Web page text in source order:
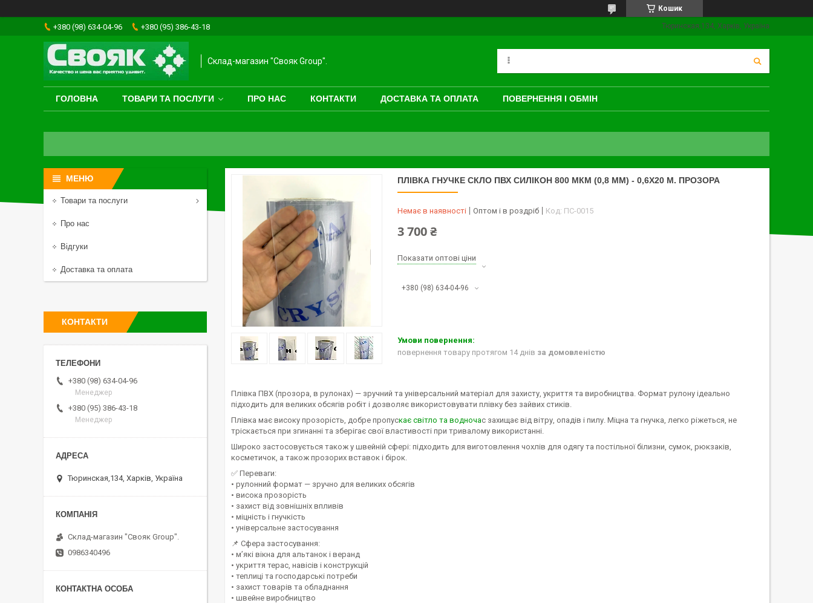
Кошик
+380 (98) 634-04-96 +380 (95) 386-43-18 Тюринская,134, Харків, Україна
Склад-магазин "Свояк Group".
ГОЛОВНА ТОВАРИ ТА ПОСЛУГИ ПРО НАС КОНТАКТИ ДОСТАВКА ТА ОПЛАТА ПОВЕРНЕННЯ І ОБМІН
ПЛІВКА ГНУЧКЕ СКЛО ПВХ СИЛІКОН 800 МКМ (0,8 ММ) - 0,6Х20 М. ПРОЗОРА
Немає в наявності Оптом і в роздріб Код: ПС-0015
3 700 ₴
Показати оптові ціни
+380 (98) 634-04-96
повернення товару протягом 14 днів за домовленістю
Плівка ПВХ (прозора, в рулонах) — зручний та універсальний матеріал для захисту, укриття та виробництва. Формат рулону ідеально
підходить для великих обсягів робіт і дозволяє використовувати плівку без зайвих стиків.
Плівка має високу прозорість, добре пропускає світло та водночас захищає від вітру, опадів і пилу. Міцна та гнучка, легко ріжеться, не
тріскається при згинанні та зберігає свої властивості при тривалому використанні.
Широко застосовується також у швейній сфері: підходить для виготовлення чохлів для одягу та постільної білизни, сумок, рюкзаків,
косметичок, а також прозорих вставок і бірок.
✅ Переваги:
• рулонний формат — зручно для великих обсягів
• висока прозорість
• захист від зовнішніх впливів
• міцність і гнучкість
• універсальне застосування
📌 Сфера застосування:
• м’які вікна для альтанок і веранд
• укриття терас, навісів і конструкцій
• теплиці та господарські потреби
• захист товарів та обладнання
• швейне виробництво
Товари та послуги
Про нас
Відгуки
Доставка та оплата
КОНТАКТИ
+380 (98) 634-04-96
Менеджер
+380 (95) 386-43-18
Менеджер
Тюринская,134, Харків, Україна
Склад-магазин "Свояк Group".
0986340496